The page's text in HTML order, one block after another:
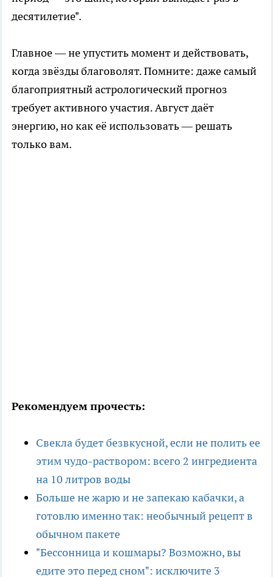
десятилетие".
Главное — не упустить момент и действовать,
когда звёзды благоволят. Помните: даже самый
благоприятный астрологический прогноз
требует активного участия. Август даёт
энергию, но как её использовать — решать
только вам.
Рекомендуем прочесть:
Свекла будет безвкусной, если не полить ее
этим чудо-раствором: всего 2 ингредиента
на 10 литров воды
Больше не жарю и не запекаю кабачки, а
готовлю именно так: необычный рецепт в
обычном пакете
"Бессонница и кошмары? Возможно, вы
едите это перед сном": исключите 3